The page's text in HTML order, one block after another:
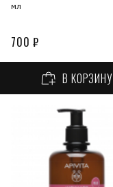
мл
700 ₽
В КОРЗИНУ